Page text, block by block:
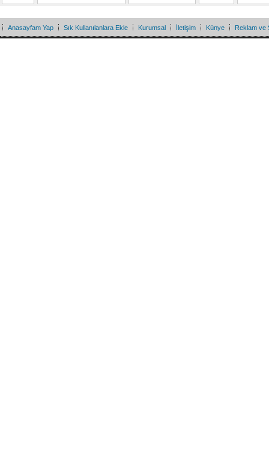
Anasayfam Yap Sık Kullanılanlara Ekle Kurumsal İletişim Künye Reklam ve